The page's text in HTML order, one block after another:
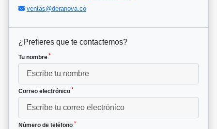
ventas@deranova.co
¿Prefieres que te contactemos?
Tu nombre *
Correo electrónico *
Número de teléfono *